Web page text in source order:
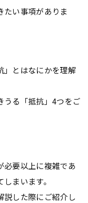
たい事項がありま
」とはなにかを理解
うる「抵抗」4つをご
必要以上に複雑であ
まいます。
説した際にご紹介し